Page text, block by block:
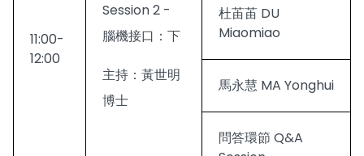
11:00-
12:00
Session 2 -
腦機接口：下
主持：黃世明
博士
杜苖苖 DU
Miaomiao
馬永慧 MA Yonghui
問答環節 Q&A